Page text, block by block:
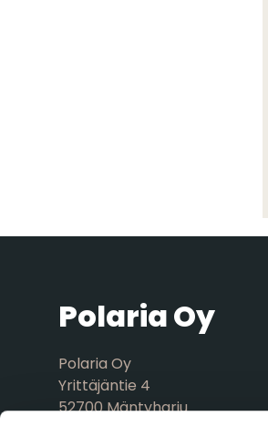
Polaria Oy
Polaria Oy
Yrittäjäntie 4
52700 Mäntyharju